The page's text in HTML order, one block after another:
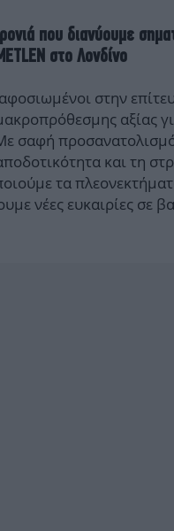
που διανύουμε
στο Λονδίνο
στην
αξίας
σαφή
και τη
τα
νέες ευκαιρίες σε